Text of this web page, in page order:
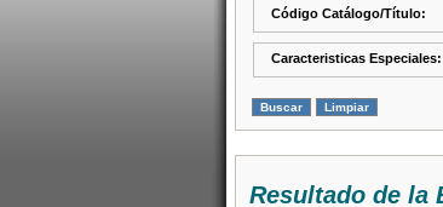
Código Catálogo/Título:
Caracteristicas Especiales:
Resultado de la